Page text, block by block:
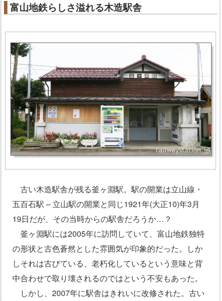
富山地鉄らしさ溢れる木造駅舎
古い木造駅舎が残る釜ヶ淵駅。駅の開業は立山線・
五百石駅 – 立山駅の開業と同じ1921年(大正10)年3月
19日だが、その当時からの駅舎だろうか…？
釜ヶ淵駅には2005年に訪問していて、富山地鉄独特
の形状と古色蒼然とした雰囲気が印象的だった。しか
しそれは古びている、老朽化しているという意味と背
中合わせで取り壊されるのではという不安もあった。
しかし、2007年に駅舎はきれいに改修された。古い